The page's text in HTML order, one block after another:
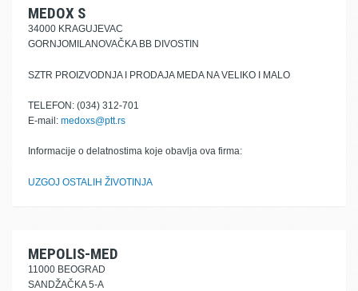
MEDOX S
34000 KRAGUJEVAC
GORNJOMILANOVAČKA BB DIVOSTIN
SZTR PROIZVODNJA I PRODAJA MEDA NA VELIKO I MALO
TELEFON: (034) 312-701
E-mail: medoxs@ptt.rs
Informacije o delatnostima koje obavlja ova firma:
UZGOJ OSTALIH ŽIVOTINJA
MEPOLIS-MED
11000 BEOGRAD
SANDŽAČKA 5-A